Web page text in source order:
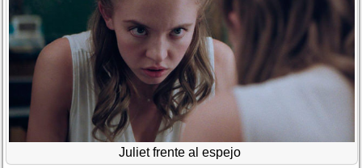
Juliet frente al espejo